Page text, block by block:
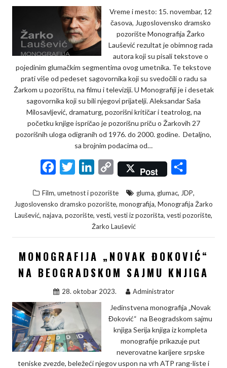
Vreme i mesto: 15. novembar, 12
časova, Jugoslovensko dramsko
pozorište Monografija Žarko
Laušević rezultat je obimnog rada
autora koji su pisali tekstove o
pojedinim glumačkim segmentima ovog umetnika. Te tekstove
prati više od pedeset sagovornika koji su svedočili o radu sa
Žarkom u pozorištu, na filmu i televiziji. U Monografiji je i desetak
sagovornika koji su bili njegovi prijatelji. Aleksandar Saša
Milosavljević, dramaturg, pozorišni kritičar i teatrolog, na
početku knjige ispričao je pozorišnu priču o Žarkovih 27
pozorišnih uloga odigranih od 1976. do 2000. godine. Detaljno,
sa brojnim podacima od…
c
e
o
k
i
t
r
n
k
e
I
n
C
p
y
L
k
Post
a
r
Film, umetnost i pozorište gluma, glumac, JDP,
Jugoslovensko dramsko pozorište, monografija, Monografija Žarko
Laušević, najava, pozorište, vesti, vesti iz pozorišta, vesti pozorište,
Žarko Laušević
MONOGRAFIJA „NOVAK ĐOKOVIĆ“
NA BEOGRADSKOM SAJMU KNJIGA
28. oktobar 2023. Administrator
Jedinstvena monografija „Novak
Đoković“ na Beogradskom sajmu
knjiga Serija knjiga iz kompleta
monografije prikazuje put
neverovatne karijere srpske
teniske zvezde, beležeći njegov uspon na vrh ATP rang-liste i